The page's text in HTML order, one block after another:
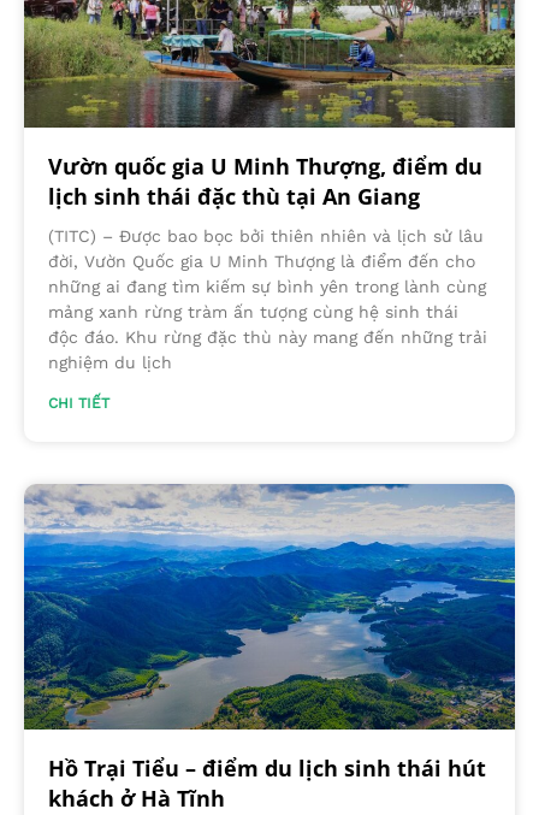
Vườn quốc gia U Minh Thượng, điểm du
lịch sinh thái đặc thù tại An Giang
(TITC) – Được bao bọc bởi thiên nhiên và lịch sử lâu
đời, Vườn Quốc gia U Minh Thượng là điểm đến cho
những ai đang tìm kiếm sự bình yên trong lành cùng
mảng xanh rừng tràm ấn tượng cùng hệ sinh thái
độc đáo. Khu rừng đặc thù này mang đến những trải
nghiệm du lịch
CHI TIẾT
Hồ Trại Tiểu – điểm du lịch sinh thái hút
khách ở Hà Tĩnh